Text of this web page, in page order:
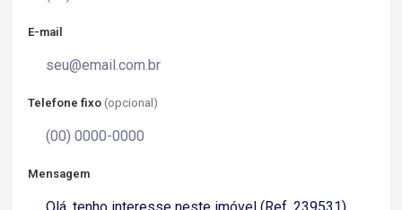
E-mail
Telefone fixo (opcional)
Mensagem